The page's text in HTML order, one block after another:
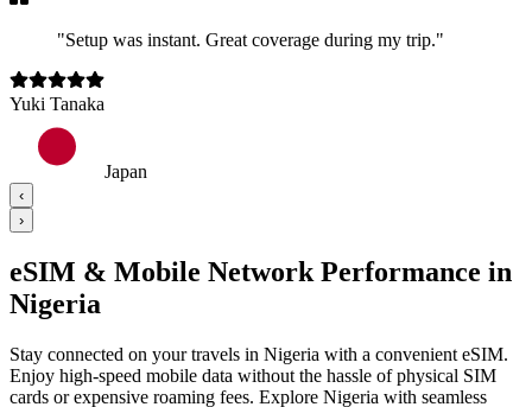
"Setup was instant. Great coverage during my trip."
Yuki Tanaka
Japan
‹
›
eSIM & Mobile Network Performance in
Nigeria
Stay connected on your travels in Nigeria with a convenient eSIM.
Enjoy high-speed mobile data without the hassle of physical SIM
cards or expensive roaming fees. Explore Nigeria with seamless